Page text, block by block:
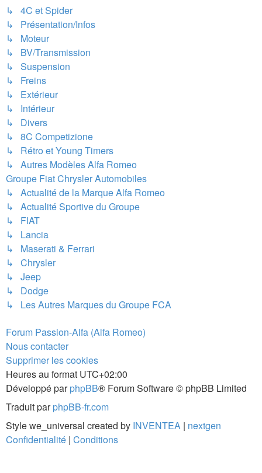
↳ 4C et Spider
↳ Présentation/Infos
↳ Moteur
↳ BV/Transmission
↳ Suspension
↳ Freins
↳ Extérieur
↳ Intérieur
↳ Divers
↳ 8C Competizione
↳ Rétro et Young Timers
↳ Autres Modèles Alfa Romeo
Groupe Fiat Chrysler Automobiles
↳ Actualité de la Marque Alfa Romeo
↳ Actualité Sportive du Groupe
↳ FIAT
↳ Lancia
↳ Maserati & Ferrari
↳ Chrysler
↳ Jeep
↳ Dodge
↳ Les Autres Marques du Groupe FCA
Forum Passion-Alfa (Alfa Romeo)
Nous contacter
Supprimer les cookies
Heures au format UTC+02:00
Développé parphpBB® Forum Software © phpBB Limited
Traduit parphpBB-fr.com
Style we_universal created by INVENTEA | nextgen
Confidentialité | Conditions